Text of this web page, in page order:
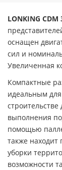
LONKING CDM
оснащен
сил и
Увеличенная
Компактные
идеальным
выполнения
помощью
также находит
уборки
возможности